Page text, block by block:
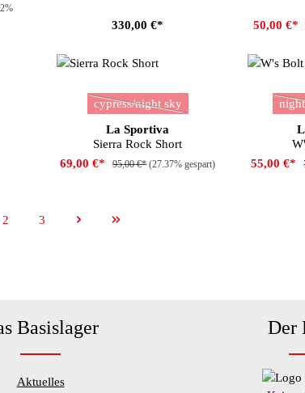
330,00 €* 50,00 €*
La Sportiva
Sierra Rock Short
Farbeauswählen
cypress/night sky
(Diese Option ist zurzeit nicht
69,00 €* 95,00 €* (27.37% gespart)
Farbe
55,00 €*
Seite
2
Seite
3
Basislager
Aktuelles
Der